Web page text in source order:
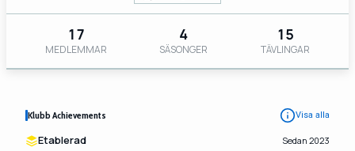
17
MEDLEMMAR
4
SÄSONGER
15
TÄVLINGAR
Klubb Achievements Visa alla
Etablerad Sedan 2023